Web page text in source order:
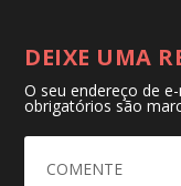
DEIXE UMA
O seu endereço de
obrigatórios são